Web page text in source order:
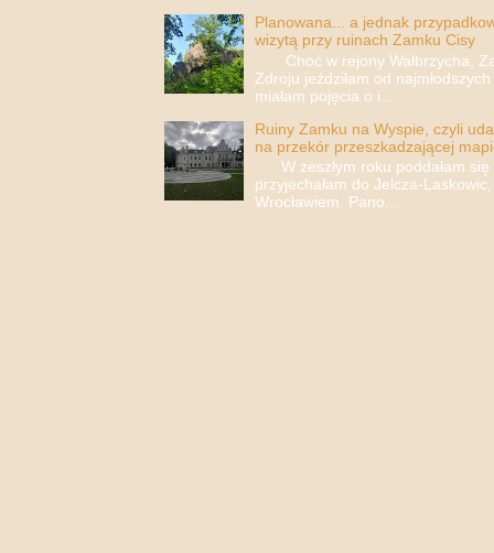
Planowana... a jednak
wizytą przy ruinach Zamku Cisy
Choć w rejony Wałbrzycha,
Zdroju jeździłam od
miałam pojęcia o i...
Ruiny Zamku na Wyspie, czyli
na przekór przeszkadzającej
W zeszłym roku poddałam się
przyjechałam do Jelcza-
Wrocławiem. Pano...